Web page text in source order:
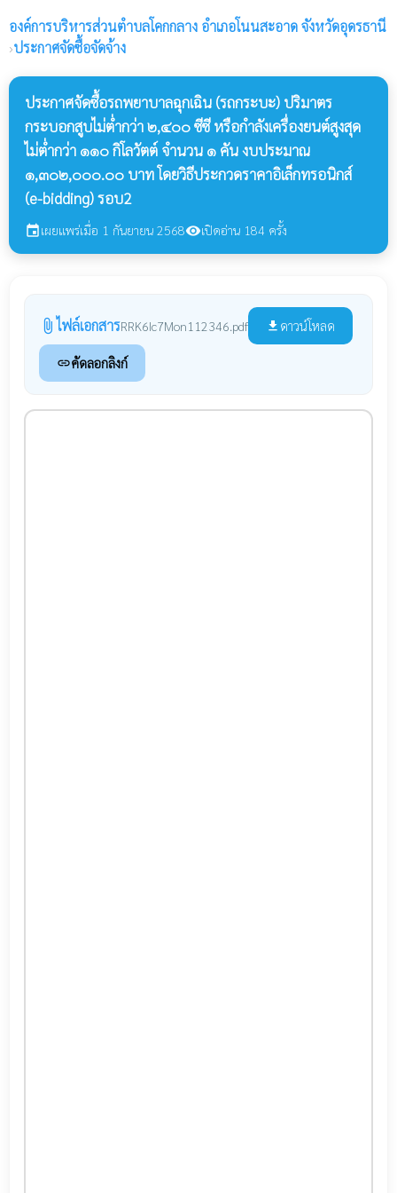
องค์การบริหารส่วนตำบลโคกกลาง อำเภอโนนสะอาด จังหวัดอุดรธานี
›ประกาศจัดซื้อจัดจ้าง
ประกาศจัดซื้อรถพยาบาลฉุกเฉิน (รถกระบะ) ปริมาตร
กระบอกสูบไม่ต่ำกว่า ๒,๔๐๐ ซีซี หรือกำลังเครื่องยนต์สูงสุด
ไม่ต่ำกว่า ๑๑๐ กิโลวัตต์ จำนวน ๑ คัน งบประมาณ
๑,๓๐๒,๐๐๐.๐๐ บาท โดยวิธีประกวดราคาอิเล็กทรอนิกส์
(e-bidding) รอบ2
eventเผยแพร่เมื่อ 1 กันยายน 2568visibilityเปิดอ่าน 184 ครั้ง
attach_file ไฟล์เอกสารRRK6Ic7Mon112346.pdf file_download ดาวน์โหลด
linkคัดลอกลิงก์